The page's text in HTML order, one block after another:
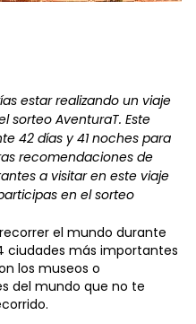
estar realizando un viaje
sorteo AventuraT. Este
42 días y 41 noches para
recomendaciones de
a visitar en este viaje
en el sorteo
el mundo durante
ciudades más importantes
los museos o
del mundo que no te